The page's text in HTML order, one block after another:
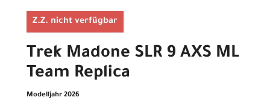
Z.Z. nicht verfügbar
Trek Madone SLR 9 AXS ML
Team Replica
Modelljahr 2026